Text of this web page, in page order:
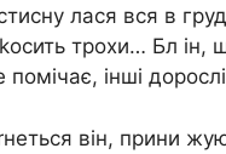
лася вся в
трохи… Бл ін,
помічає, інші
він, прини